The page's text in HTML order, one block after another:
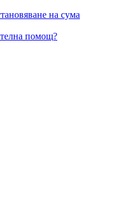
на сума
помощ?